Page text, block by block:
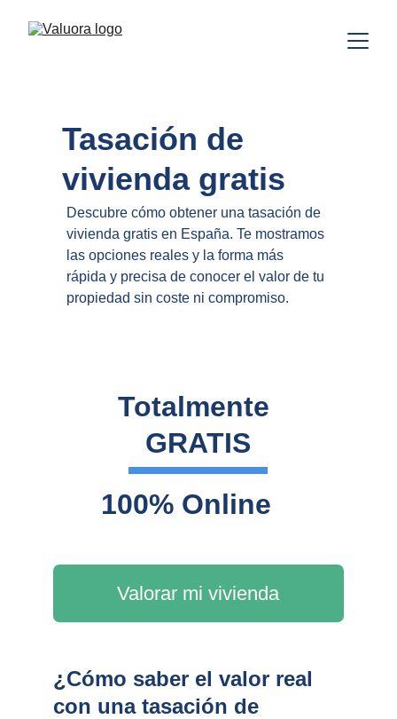
Tasación de
vivienda gratis
Descubre cómo obtener una tasación de
vivienda gratis en España. Te mostramos
las opciones reales y la forma más
rápida y precisa de conocer el valor de tu
propiedad sin coste ni compromiso.
Totalmente
GRATIS
Valorar mi vivienda
100% Online
¿Cómo saber el valor real
con una tasación de